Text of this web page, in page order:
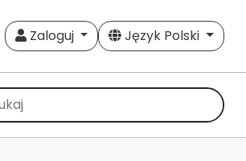
Zaloguj Język Polski